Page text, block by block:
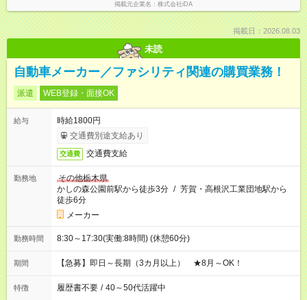
掲載元企業名 株式会社iDA
掲載日：2026.08.03
未読
自動車メーカー／ファシリティ関連の購買業務！
派遣 WEB登録・面接OK
給与
時給1800円
交通費別途支給あり
交通費 交通費支給
勤務地
その他栃木県
かしの森公園前駅から徒歩3分 / 芳賀・高根沢工業団地駅から
徒歩6分
メーカー
勤務時間 8:30～17:30(実働:8時間) (休憩60分)
期間 【急募】即日～長期（3カ月以上） ★8月～OK！
特徴 履歴書不要 / 40～50代活躍中